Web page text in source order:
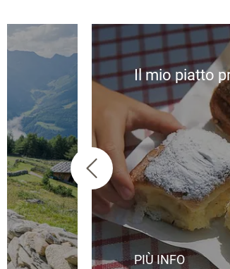
Il mio piatto
PIÙ INFO